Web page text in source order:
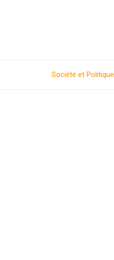
Société et Politique